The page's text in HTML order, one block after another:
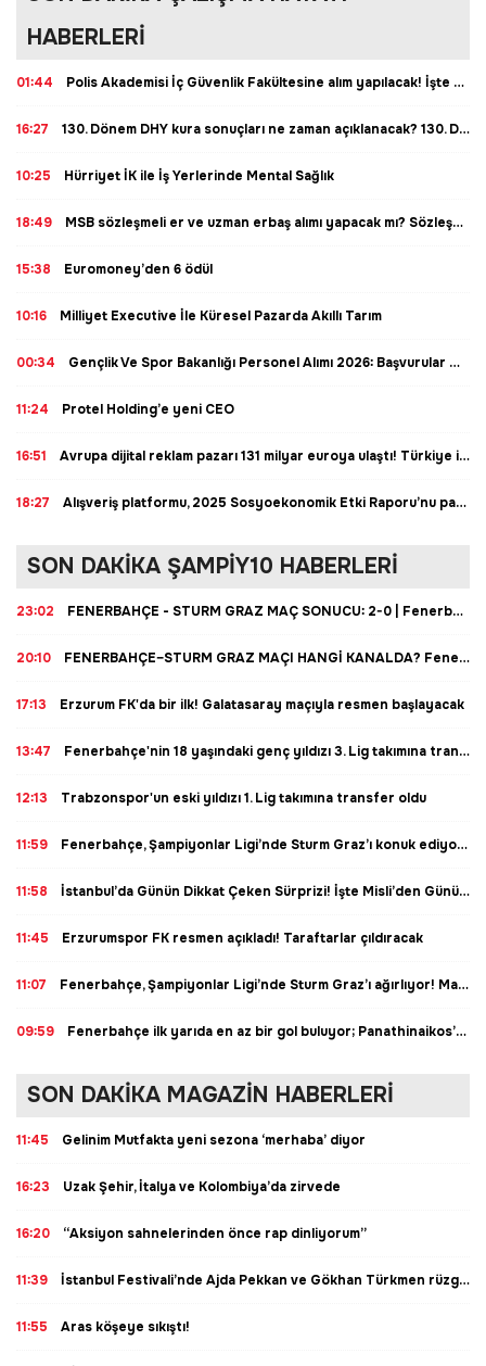
HABERLERİ
01:44 Polis Akademisi İç Güvenlik Fakültesine alım yapılacak! İşte şartlar
16:27 130. Dönem DHY kura sonuçları ne zaman açıklanacak? 130. Dönem Devlet Hizmeti Yükümlülüğü Kurası sonuçları belli oldu mu? Sağlık Bakanlığı 130. Dönem DHY kurası tarihi ne zaman?
10:25 Hürriyet İK ile İş Yerlerinde Mental Sağlık
18:49 MSB sözleşmeli er ve uzman erbaş alımı yapacak mı? Sözleşmeli er ve uzman erbaş alımı şartları neler? Sözleşmeli er ve uzman erbaş alımı ne zaman yapılacak? Kaç tane sözleşmeli er ve uzman erbaş alımı yapılacak?
15:38 Euromoney’den 6 ödül
10:16 Milliyet Executive İle Küresel Pazarda Akıllı Tarım
00:34 Gençlik Ve Spor Bakanlığı Personel Alımı 2026: Başvurular Ne Zaman? Gençlik Ve Spor Bakanlığı Personel Alımı Kadro Dağılımı Belli Oldu mu? İşte Şartlar ve Son Dakika Gelişmeleri
11:24 Protel Holding’e yeni CEO
16:51 Avrupa dijital reklam pazarı 131 milyar euroya ulaştı! Türkiye ilk 6 içinde
18:27 Alışveriş platformu, 2025 Sosyoekonomik Etki Raporu’nu paylaştı
SON DAKİKA ŞAMPİY10 HABERLERİ
23:02 FENERBAHÇE - STURM GRAZ MAÇ SONUCU: 2-0 | Fenerbahçe maçı kaç kaç bitti? FB Sturm Graz maç özeti ve golleri
20:10 FENERBAHÇE–STURM GRAZ MAÇI HANGİ KANALDA? Fenerbahçe'nin maçı ne zaman, saat kaçta, Fenerbahçe'nin maçı hangi kanalda, şifresiz mi?
17:13 Erzurum FK'da bir ilk! Galatasaray maçıyla resmen başlayacak
13:47 Fenerbahçe'nin 18 yaşındaki genç yıldızı 3. Lig takımına transfer oldu
12:13 Trabzonspor'un eski yıldızı 1. Lig takımına transfer oldu
11:59 Fenerbahçe, Şampiyonlar Ligi’nde Sturm Graz’ı konuk ediyor! İşte Misli'de günün en çok oynanan maçları...
11:58 İstanbul’da Günün Dikkat Çeken Sürprizi! İşte Misli’den Günün Altılı Analizi…
11:45 Erzurumspor FK resmen açıkladı! Taraftarlar çıldıracak
11:07 Fenerbahçe, Şampiyonlar Ligi’nde Sturm Graz’ı ağırlıyor! Maçın heyecanı canlı sohbet ile Misli’de
09:59 Fenerbahçe ilk yarıda en az bir gol buluyor; Panathinaikos’un karşılaşmaları üst bitiyor... İşte Misli’den Günün Tüyoları!
SON DAKİKA MAGAZİN HABERLERİ
11:45 Gelinim Mutfakta yeni sezona ‘merhaba’ diyor
16:23 Uzak Şehir, İtalya ve Kolombiya’da zirvede
16:20 “Aksiyon sahnelerinden önce rap dinliyorum”
11:39 İstanbul Festivali’nde Ajda Pekkan ve Gökhan Türkmen rüzgarı esti
11:55 Aras köşeye sıkıştı!